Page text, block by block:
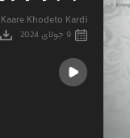
Khodeto Kardi
9 جولای 2024